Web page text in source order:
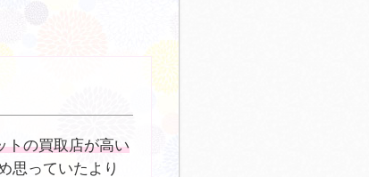
トの買取店が高い
思っていたより